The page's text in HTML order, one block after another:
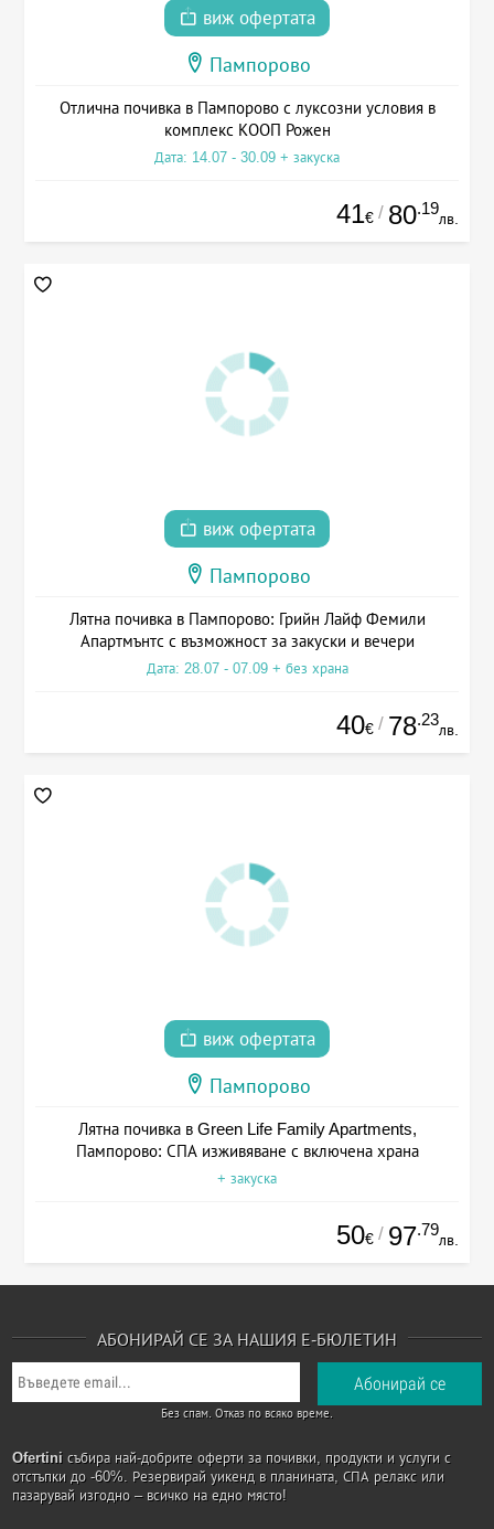
виж офертата
Пампорово
Отлична почивка в Пампорово с луксозни условия в
комплекс КООП Рожен
Дата: 14.07 - 30.09 + закуска
41€ / 80.19
лв.
виж офертата
Пампорово
Лятна почивка в Пампорово: Грийн Лайф Фемили
Апартмънтс с възможност за закуски и вечери
Дата: 28.07 - 07.09 + без храна
40€ / 78.23
лв.
виж офертата
Пампорово
Лятна почивка в Green Life Family Apartments,
Пампорово: СПА изживяване с включена храна
+ закуска
50€ / 97.79
лв.
АБОНИРАЙ СЕ ЗА НАШИЯ Е-БЮЛЕТИН
Без спам. Отказ по всяко време.
Ofertini събира най-добрите оферти за почивки, продукти и услуги с
отстъпки до -60%. Резервирай уикенд в планината, СПА релакс или
пазарувай изгодно – всичко на едно място!